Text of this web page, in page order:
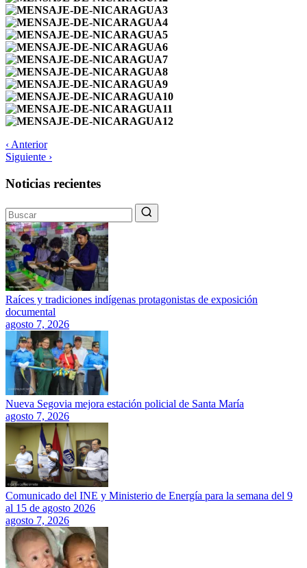
‹ Anterior
Siguiente ›
Noticias recientes
Raíces y tradiciones indígenas protagonistas de exposición
documental
agosto 7, 2026
Nueva Segovia mejora estación policial de Santa María
agosto 7, 2026
Comunicado del INE y Ministerio de Energía para la semana del 9
al 15 de agosto 2026
agosto 7, 2026